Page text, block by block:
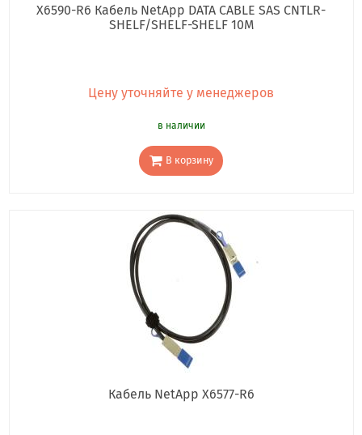
X6590-R6 Кабель NetApp DATA CABLE SAS CNTLR-
SHELF/SHELF-SHELF 10M
Цену уточняйте у менеджеров
в наличии
В корзину
Кабель NetApp X6577-R6